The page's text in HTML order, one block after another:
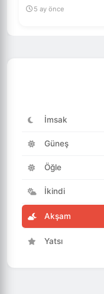
5 ay önce
İmsak
Güneş
Öğle
İkindi
Akşam
Yatsı